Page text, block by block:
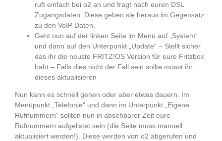
ruft einfach bei o2 an und fragt nach euren DSL
Zugangsdaten. Diese geben sie heraus im Gegensatz
zu den VoIP Daten.
Geht nun auf der linken Seite im Menü auf „System“
und dann auf den Unterpunkt „Update“ – Stellt sicher
das ihr die neuste FRITZ!OS Version für eure Fritzbox
habt – Falls dies nicht der Fall sein sollte müsst ihr
dieses aktualisieren
Nun kann es schnell gehen oder aber etwas dauern. Im
Menüpunkt „Telefonie“ und dann im Unterpunkt „Eigene
Rufnummern“ sollten nun in absehbarer Zeit eure
Rufnummern aufgelistet sein (die Seite muss manuell
aktualisiert werden!). Diese werden von o2 abgerufen und